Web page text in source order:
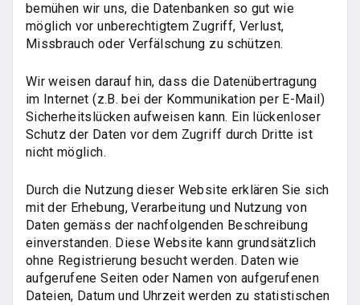
bemühen wir uns, die Datenbanken so gut wie
möglich vor unberechtigtem Zugriff, Verlust,
Missbrauch oder Verfälschung zu schützen.
Wir weisen darauf hin, dass die Datenübertragung
im Internet (z.B. bei der Kommunikation per E-Mail)
Sicherheitslücken aufweisen kann. Ein lückenloser
Schutz der Daten vor dem Zugriff durch Dritte ist
nicht möglich.
Durch die Nutzung dieser Website erklären Sie sich
mit der Erhebung, Verarbeitung und Nutzung von
Daten gemäss der nachfolgenden Beschreibung
einverstanden. Diese Website kann grundsätzlich
ohne Registrierung besucht werden. Daten wie
aufgerufene Seiten oder Namen von aufgerufenen
Dateien, Datum und Uhrzeit werden zu statistischen